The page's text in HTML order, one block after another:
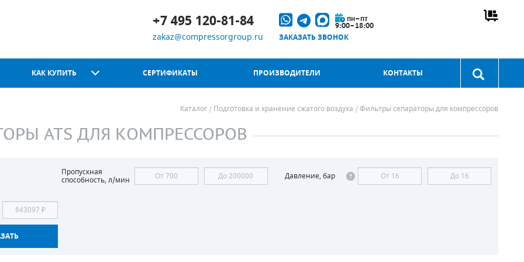
+7 495 120-81-84
zakaz@compressorgroup.ru
пн–пт
9:00–18:00
ЗАКАЗАТЬ ЗВОНОК
КАК КУПИТЬ СЕРТИФИКАТЫ ПРОИЗВОДИТЕЛИ КОНТАКТЫ
Каталог Подготовка и хранение сжатого воздуха Фильтры сепараторы для компрессоров
ATS ДЛЯ КОМПРЕССОРОВ
Пропускная
способность, л/мин
Давление, бар